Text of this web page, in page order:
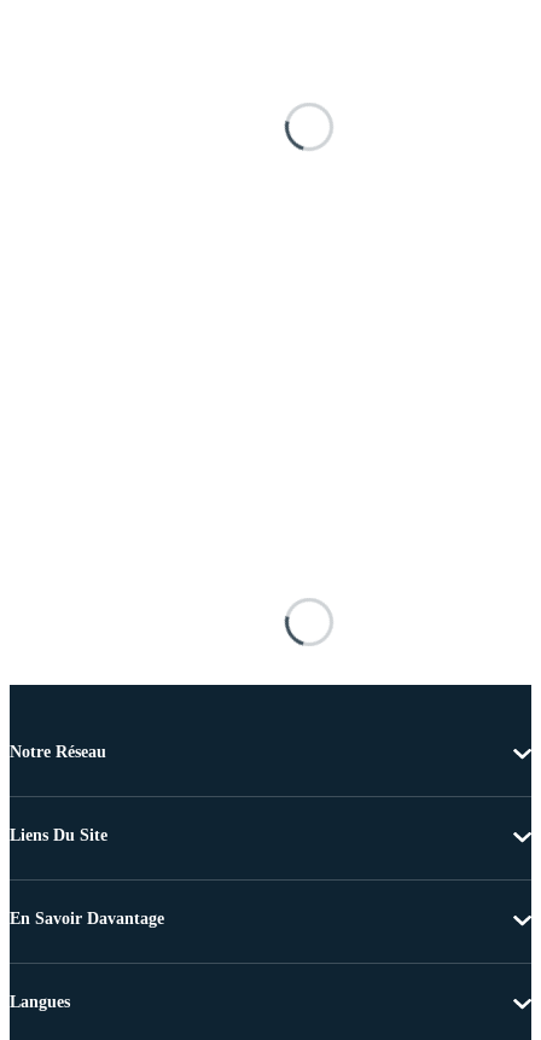
Notre Réseau
Liens Du Site
En Savoir Davantage
Langues